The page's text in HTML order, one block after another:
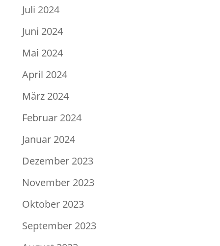
Juli 2024
Juni 2024
Mai 2024
April 2024
März 2024
Februar 2024
Januar 2024
Dezember 2023
November 2023
Oktober 2023
September 2023